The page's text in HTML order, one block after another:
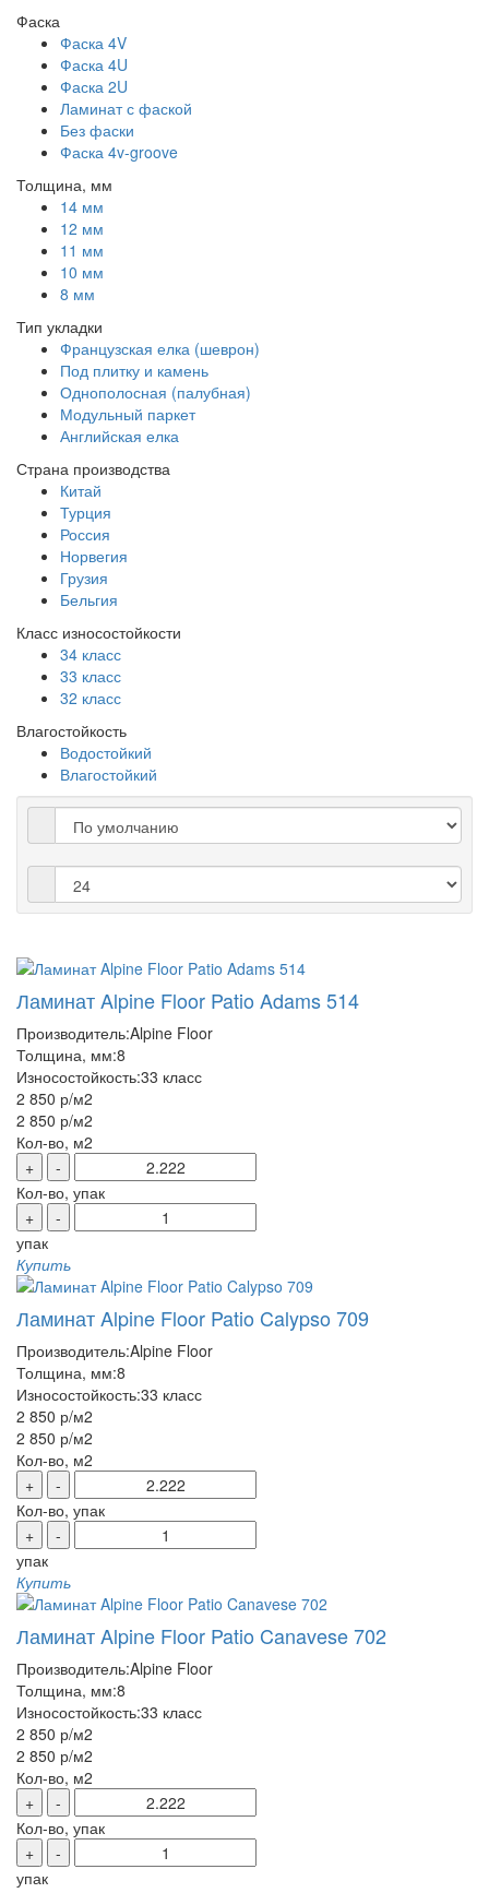
Фаска
Фаска 4V
Фаска 4U
Фаска 2U
Ламинат с фаской
Без фаски
Фаска 4v-groove
Толщина, мм
14 мм
12 мм
11 мм
10 мм
8 мм
Тип укладки
Французская елка (шеврон)
Под плитку и камень
Однополосная (палубная)
Модульный паркет
Английская елка
Страна производства
Китай
Турция
Россия
Норвегия
Грузия
Бельгия
Класс износостойкости
34 класс
33 класс
32 класс
Влагостойкость
Водостойкий
Влагостойкий
Ламинат Alpine Floor Patio Adams 514
Производитель:Alpine Floor
Толщина, мм:8
Износостойкость:33 класс
2 850 р/м2
2 850 р/м2
Кол-во, м2
+
-
Кол-во, упак
+
-
упак
Купить
Ламинат Alpine Floor Patio Calypso 709
Производитель:Alpine Floor
Толщина, мм:8
Износостойкость:33 класс
2 850 р/м2
2 850 р/м2
Кол-во, м2
+
-
Кол-во, упак
+
-
упак
Купить
Ламинат Alpine Floor Patio Canavese 702
Производитель:Alpine Floor
Толщина, мм:8
Износостойкость:33 класс
2 850 р/м2
2 850 р/м2
Кол-во, м2
+
-
Кол-во, упак
+
-
упак